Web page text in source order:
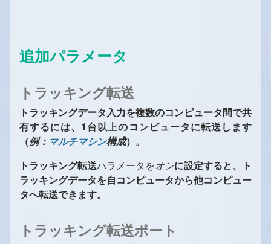
追加パラメータ
トラッキング転送
トラッキングデータ入力を複数のコンピュータ間で共
有するには、1台以上のコンピュータに転送します
（例： マルチマシン構成）。
トラッキング転送パラメータをオンに設定すると、ト
ラッキングデータを自コンピュータから他コンピュー
タへ転送できます。
トラッキング転送ポート